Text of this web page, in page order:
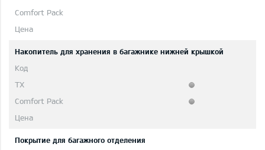
Накопитель для хранения в багажнике нижней крышкой
Покрытие для багажного отделения